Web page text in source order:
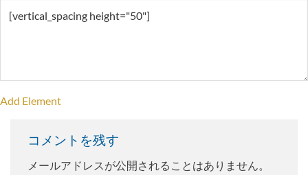
Add Element
コメントを残す
メールアドレスが公開されることはありません。